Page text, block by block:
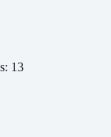
13